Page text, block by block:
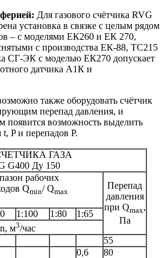
Для газового счётчика RVG
установка в связке с целым рядом
– с моделями ЕК260 и ЕК 270,
с производства ЕК-88, ТС215
СГ-ЭК с моделью ЕК270 допускает
датчика А1К и
также оборудовать счётчик
перепад давления, и
возможность выделить
P и перепадов P.
ГАЗА
G400 Ду 150
рабочих
Qmin/ Qmax
Перепад
давления
при Qmax,
Па
1:100 1:80
1:65
м3/час
55
0,6
80